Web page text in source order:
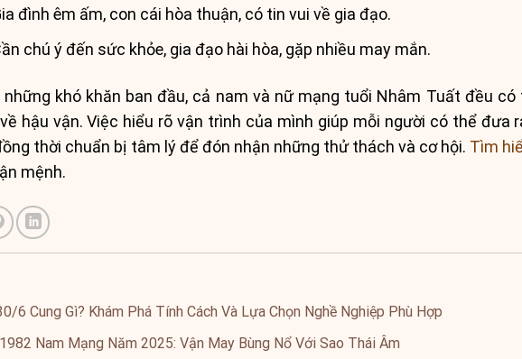
đình êm ấm, con cái hòa thuận, có tin vui về gia đạo.
chú ý đến sức khỏe, gia đạo hài hòa, gặp nhiều may mắn.
những khó khăn ban đầu, cả nam và nữ mạng tuổi Nhâm Tuất đều
hậu vận. Việc hiểu rõ vận trình của mình giúp mỗi người có thể đưa
thời chuẩn bị tâm lý để đón nhận những thử thách và cơ hội. Tìm
mệnh.
6 Cung Gì? Khám Phá Tính Cách Và Lựa Chọn Nghề Nghiệp Phù Hợp
Nam Mạng Năm 2025: Vận May Bùng Nổ Với Sao Thái Âm